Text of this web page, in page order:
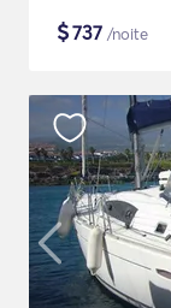
$737 /noite